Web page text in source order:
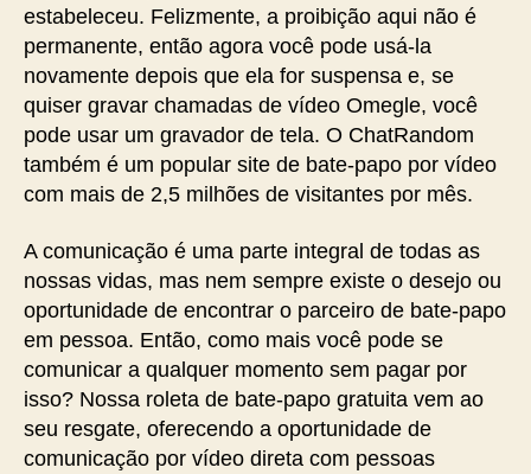
estabeleceu. Felizmente, a proibição aqui não é
permanente, então agora você pode usá-la
novamente depois que ela for suspensa e, se
quiser gravar chamadas de vídeo Omegle, você
pode usar um gravador de tela. O ChatRandom
também é um popular site de bate-papo por vídeo
com mais de 2,5 milhões de visitantes por mês.
A comunicação é uma parte integral de todas as
nossas vidas, mas nem sempre existe o desejo ou
oportunidade de encontrar o parceiro de bate-papo
em pessoa. Então, como mais você pode se
comunicar a qualquer momento sem pagar por
isso? Nossa roleta de bate-papo gratuita vem ao
seu resgate, oferecendo a oportunidade de
comunicação por vídeo direta com pessoas